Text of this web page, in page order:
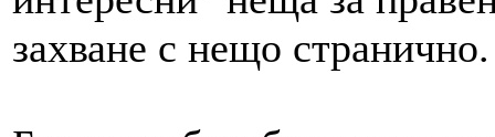
захване с нещо странично.